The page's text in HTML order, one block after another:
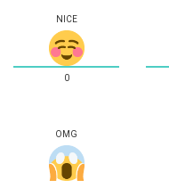
NICE
0
OMG